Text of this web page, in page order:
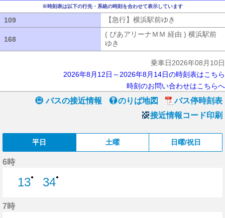
※時刻表は以下の行先・系統の時刻を合わせて表示しています
109 【急行】横浜駅前ゆき
168
( ぴあアリーナＭＭ 経由 ) 横浜駅前
ゆき
乗車日2026年08月10日
2026年8月12日～2026年8月14日の時刻表はこちら
時刻のお問い合わせはこちらへ
バスの接近情報 のりば地図
バス停時刻表
接近情報コード印刷
平日 土曜 日曜/祝日
6時
13●
34●
7時